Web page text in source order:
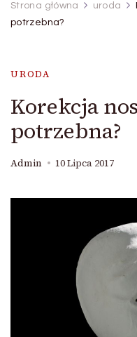
Strona główna uroda
potrzebna?
URODA
Korekcja
potrzebna?
Admin 10 Lipca 2017